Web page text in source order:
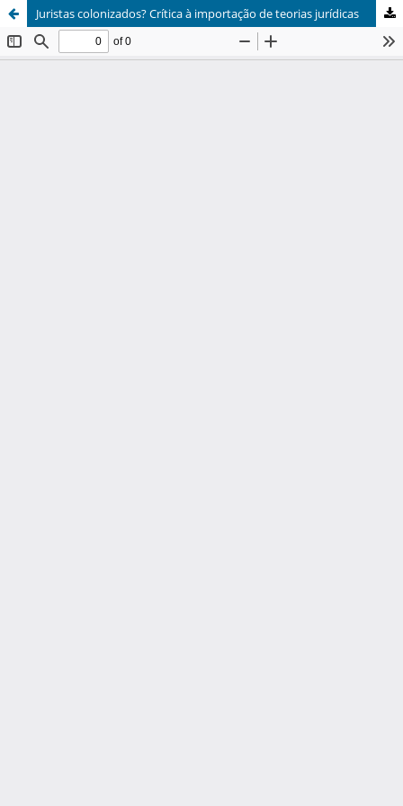
Juristas colonizados? Crítica à importação de teorias jurídicas